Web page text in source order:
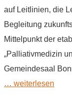
auf Leitlinien, die
Begleitung
Mittelpunkt der
„Palliativmedizin
Gemeindesaal
… weiterlesen